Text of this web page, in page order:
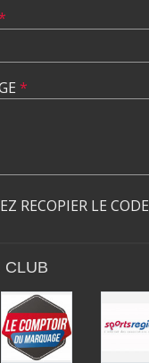
*
RECOPIER LE CODE
CLUB